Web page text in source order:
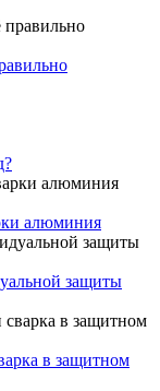
алюминия
защиты
в защитном